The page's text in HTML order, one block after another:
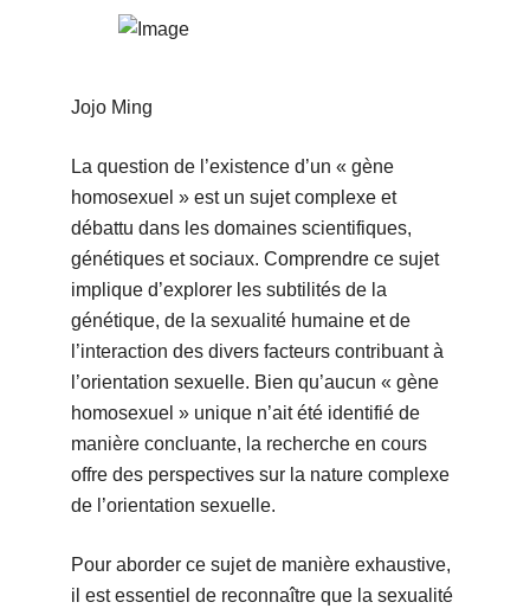
Jojo Ming
La question de l’existence d’un « gène
homosexuel » est un sujet complexe et
débattu dans les domaines scientifiques,
génétiques et sociaux. Comprendre ce sujet
implique d’explorer les subtilités de la
génétique, de la sexualité humaine et de
l’interaction des divers facteurs contribuant à
l’orientation sexuelle. Bien qu’aucun « gène
homosexuel » unique n’ait été identifié de
manière concluante, la recherche en cours
offre des perspectives sur la nature complexe
de l’orientation sexuelle.
Pour aborder ce sujet de manière exhaustive,
il est essentiel de reconnaître que la sexualité